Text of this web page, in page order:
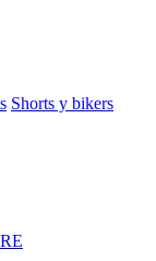
Shorts y bikers